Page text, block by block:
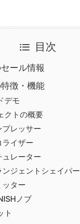
目次
ール情報
徴・機能
デモ
クトの概要
プレッサー
ライザー
ュレーター
ンジェントシェイパー
ッター
ノブ
ト